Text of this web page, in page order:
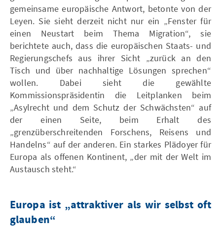
gemeinsame europäische Antwort, betonte von der
Leyen. Sie sieht derzeit nicht nur ein „Fenster für
einen Neustart beim Thema Migration“, sie
berichtete auch, dass die europäischen Staats- und
Regierungschefs aus ihrer Sicht „zurück an den
Tisch und über nachhaltige Lösungen sprechen“
wollen. Dabei sieht die gewählte
Kommissionspräsidentin die Leitplanken beim
„Asylrecht und dem Schutz der Schwächsten“ auf
der einen Seite, beim Erhalt des
„grenzüberschreitenden Forschens, Reisens und
Handelns“ auf der anderen. Ein starkes Plädoyer für
Europa als offenen Kontinent, „der mit der Welt im
Austausch steht.“
Europa ist „attraktiver als wir selbst oft
glauben“